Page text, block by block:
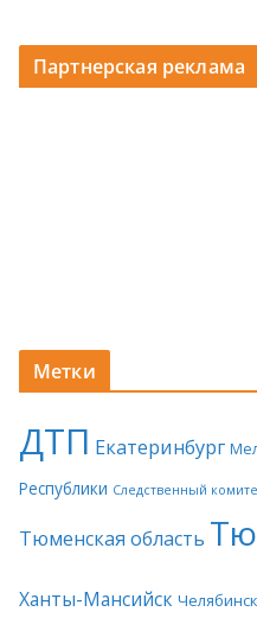
Партнерская реклама
Метки
ДТП Екатеринбург
Республики Следственный
Тюменская область
Ханты-Мансийск Челябинск